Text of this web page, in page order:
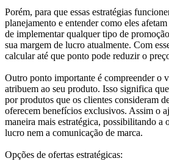
Porém, para que essas estratégias
planejamento e entender como eles
de implementar qualquer tipo de
sua margem de lucro atualmente. Com
calcular até que ponto pode reduzir o
Outro ponto importante é compreender o
atribuem ao seu produto. Isso significa
por produtos que os clientes consideram
oferecem benefícios exclusivos. Assim o
maneira mais estratégica, possibilitando a
lucro nem a comunicação de marca.
Opções de ofertas estratégicas: